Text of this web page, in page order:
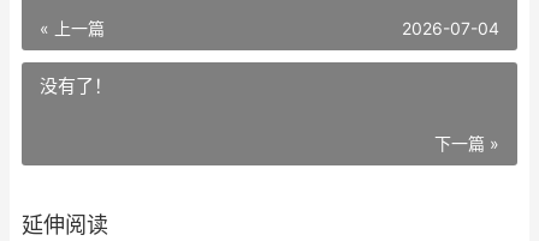
« 上一篇 2026-07-04
没有了！
下一篇 »
延伸阅读